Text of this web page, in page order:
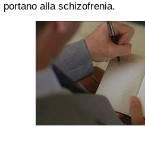
portano alla schizofrenia.